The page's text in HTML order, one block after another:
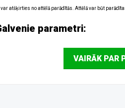
var atšķirties no attēlā parādītās. Attēlā var būt
parametri:
VAIRĀK PAR